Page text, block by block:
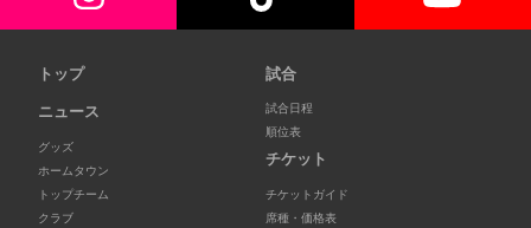
トップ
ニュース
グッズ
ホームタウン
トップチーム
クラブ
試合
試合日程
順位表
チケット
チケットガイド
席種・価格表